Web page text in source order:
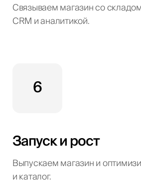
Связываем магазин со
CRM и аналитикой.
6
Запуск и рост
Выпускаем магазин и
и каталог.